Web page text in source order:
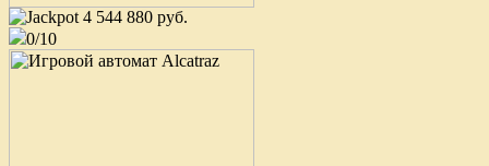
4 544 880 руб.
0/10